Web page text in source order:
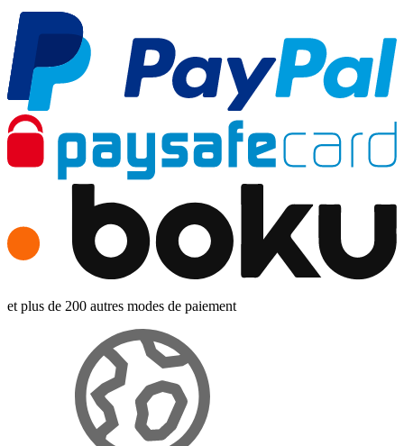
et plus de 200 autres modes de paiement